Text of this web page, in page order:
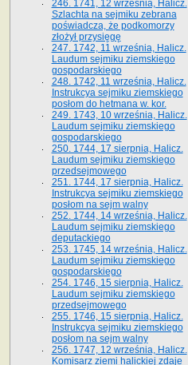
246. 1741, 12 września, Halicz.
Szlachta na sejmiku zebrana
poświadcza, że podkomorzy
złożył przysięgę
247. 1742, 11 września, Halicz.
Laudum sejmiku ziemskiego
gospodarskiego
248. 1742, 11 września, Halicz.
Instrukcya sejmiku ziemskiego
posłom do hetmana w. kor.
249. 1743, 10 września, Halicz.
Laudum sejmiku ziemskiego
gospodarskiego
250. 1744, 17 sierpnia, Halicz.
Laudum sejmiku ziemskiego
przedsejmowego
251. 1744, 17 sierpnia, Halicz.
Instrukcya sejmiku ziemskiego
posłom na sejm walny
252. 1744, 14 września, Halicz.
Laudum sejmiku ziemskiego
deputackiego
253. 1745, 14 września, Halicz.
Laudum sejmiku ziemskiego
gospodarskiego
254. 1746, 15 sierpnia, Halicz.
Laudum sejmiku ziemskiego
przedsejmowego
255. 1746, 15 sierpnia, Halicz.
Instrukcya sejmiku ziemskiego
posłom na sejm walny
256. 1747, 12 września, Halicz.
Komisarz ziemi halickiej zdaje